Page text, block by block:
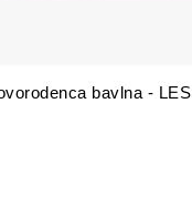
bavlna - LES